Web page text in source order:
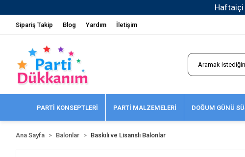
Sipariş Takip Blog Yardım İletişim
PARTİ KONSEPTLERİ PARTİ MALZEMELERİ DOĞUM GÜNÜ
Ana Sayfa Balonlar Baskılı ve Lisanslı Balonlar